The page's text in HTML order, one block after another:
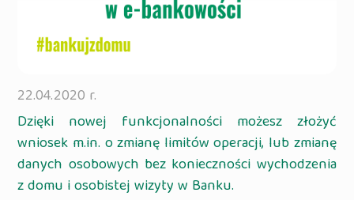
22.04.2020 r.
Dzięki nowej funkcjonalności możesz złożyć
wniosek m.in. o zmianę limitów operacji, lub zmianę
danych osobowych bez konieczności wychodzenia
z domu i osobistej wizyty w Banku.